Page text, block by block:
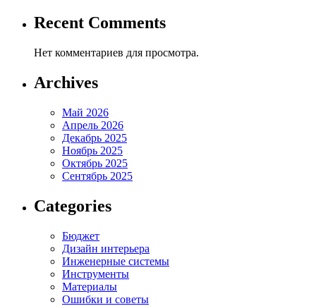
Recent Comments
Нет комментариев для просмотра.
Archives
Май 2026
Апрель 2026
Декабрь 2025
Ноябрь 2025
Октябрь 2025
Сентябрь 2025
Categories
Бюджет
Дизайн интерьера
Инженерные системы
Инструменты
Материалы
Ошибки и советы